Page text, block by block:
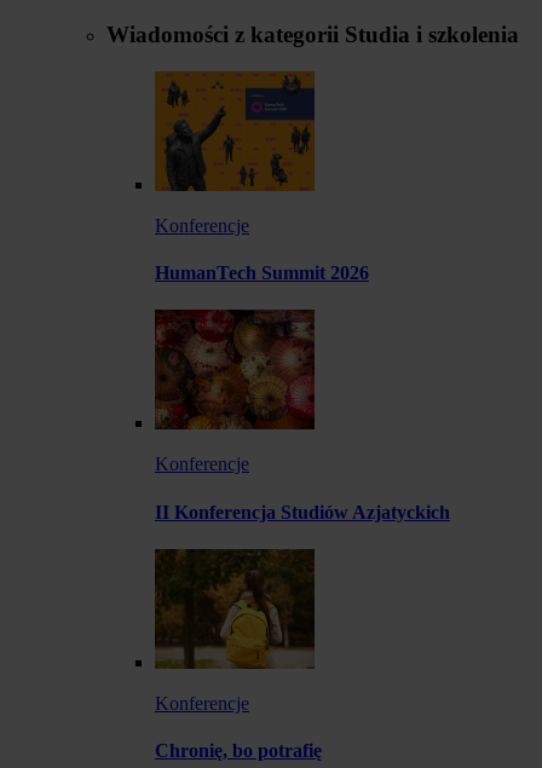
Wiadomości z kategorii Studia i szkolenia
Konferencje
HumanTech Summit 2026
Konferencje
II Konferencja Studiów Azjatyckich
Konferencje
Chronię, bo potrafię